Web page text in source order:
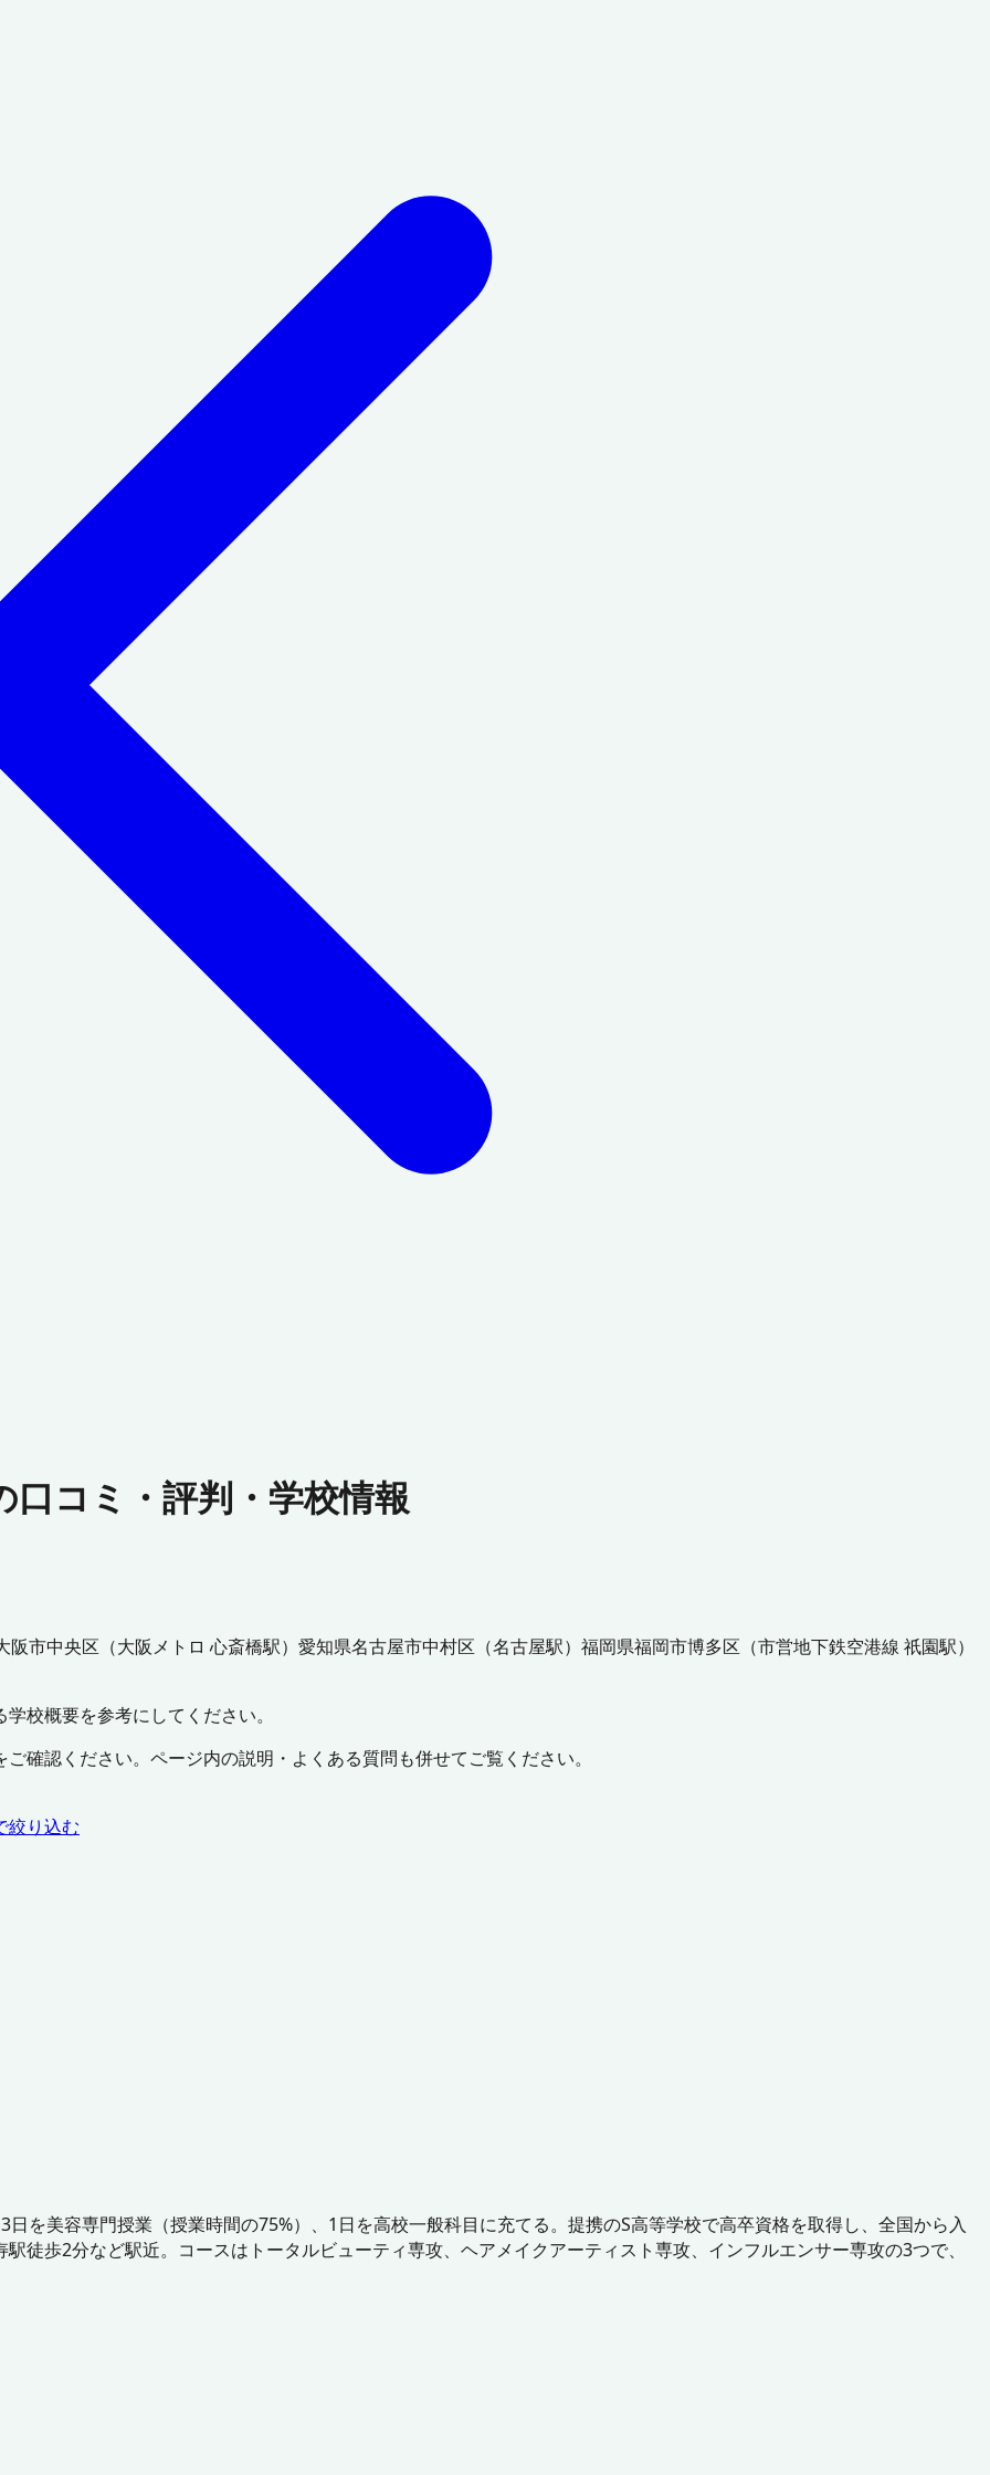
コミ・評判・学校情報
阪市中央区 （大阪メトロ 心斎橋駅） 愛知県名古屋市中村区 （名古屋駅） 福岡県福岡市博多区 （市営地下鉄空港線 祇園駅）
校概要を参考にしてください。
確認ください。ページ内の説明・よくある質問も併せてご覧ください。
絞り込む
を美容専門授業（授業時間の75%）、1日を高校一般科目に充てる。提携のS高等学校で高卒資格を取得し、全国から入
徒歩2分など駅近。コースはトータルビューティ専攻、ヘアメイクアーティスト専攻、インフルエンサー専攻の3つで、